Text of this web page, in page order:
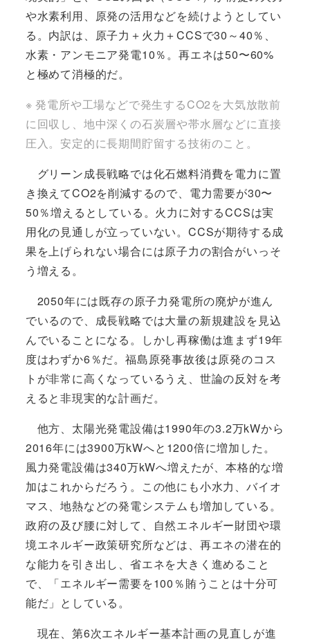
や水素利用、原発の活用などを続けようとしてい
る。内訳は、原子力＋火力＋CCSで30～40％、
水素・アンモニア発電10％。再エネは50〜60%
と極めて消極的だ。
※ 発電所や工場などで発生するCO2を大気放散前
に回収し、地中深くの石炭層や帯水層などに直接
圧入。安定的に長期間貯留する技術のこと。
グリーン成長戦略では化石燃料消費を電力に置
き換えてCO2を削減するので、電力需要が30〜
50％増えるとしている。火力に対するCCSは実
用化の見通しが立っていない。CCSが期待する成
果を上げられない場合には原子力の割合がいっそ
う増える。
2050年には既存の原子力発電所の廃炉が進ん
でいるので、成長戦略では大量の新規建設を見込
んでいることになる。しかし再稼働は進まず19年
度はわずか6％だ。福島原発事故後は原発のコス
トが非常に高くなっているうえ、世論の反対を考
えると非現実的な計画だ。
他方、太陽光発電設備は1990年の3.2万kWから
2016年には3900万kWへと1200倍に増加した。
風力発電設備は340万kWへ増えたが、本格的な増
加はこれからだろう。この他にも小水力、バイオ
マス、地熱などの発電システムも増加している。
政府の及び腰に対して、自然エネルギー財団や環
境エネルギー政策研究所などは、再エネの潜在的
な能力を引き出し、省エネを大きく進めること
で、「エネルギー需要を100％賄うことは十分可
能だ」としている。
現在、第6次エネルギー基本計画の見直しが進